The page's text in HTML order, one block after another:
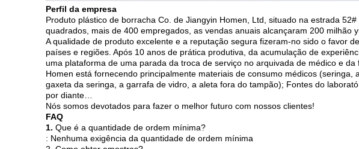
Perfil da empresa
Produto plástico de borracha Co. de Jiangyin Homen, Ltd, situado na estrada
quadrados, mais de 400 empregados, as vendas anuais alcançaram 200 milhão
A qualidade de produto excelente e a reputação segura fizeram-no sido o favor
países e regiões. Após 10 anos de prática produtiva, da acumulação de
uma plataforma de uma parada da troca de serviço no arquivada de médico e da
Homen está fornecendo principalmente materiais de consumo médicos
gaxeta da seringa, a garrafa de vidro, a aleta fora do tampão); Fontes do
por diante…
Nós somos devotados para fazer o melhor futuro com nossos clientes!
FAQ
1. Que é a quantidade de ordem mínima?
: Nenhuma exigência da quantidade de ordem mínima